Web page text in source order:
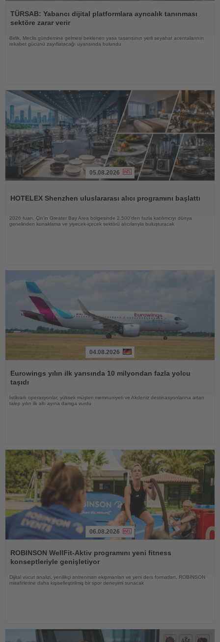
Oku
TÜRSAB: Yabancı dijital platformlara ayrıcalık tanınması
sektöre zarar verir
Birlik, Meclis gündemine gelmesi beklenen yasa tasarısının yerli seyahat acentalarının
rekabet gücünü zayıflatacağı uyarısında bulundu
05.08.2026
HOTELEX Shenzhen uluslararası alıcı programını başlattı
2026 fuarı, Çin'in Greater Bay Area bölgesinde 2.500'den fazla katılımcıyı dünya
genelinden konaklama ve yiyecek-içecek sektörü alıcılarıyla buluşturacak
Oku
04.08.2026
Eurowings yılın ilk yarısında 10 milyondan fazla yolcu
taşıdı
İstikrarlı operasyonlar, yüksek müşteri memnuniyeti ve Akdeniz destinasyonlarına artan
talep yılın ilk altı ayına damga vurdu
Oku
06.08.2026
ROBINSON WellFit-Aktiv programını yeni fitness
konseptleriyle genişletiyor
Dijital vücut analizi, yenilikçi antrenman ekipmanları ve yeni ders formatları, ROBINSON
misafirlerine daha kişiselleştirilmiş bir spor deneyimi sunacak